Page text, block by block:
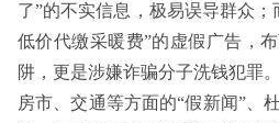
了”的不实信息，极易误导群众
低价代缴采暖费”的虚假广告，
阱，更是涉嫌诈骗分子洗钱犯罪
房市、交通等方面的“假新闻”、